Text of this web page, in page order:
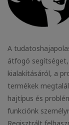
A
átfogó
kialakításáról, a
termékek
hajtípus és
funkciónk